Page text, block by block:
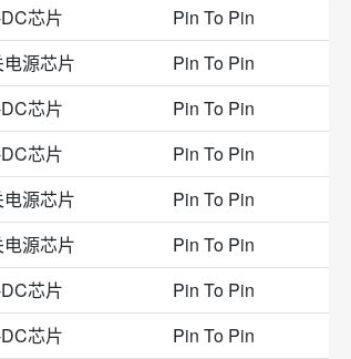
航天民芯)
ARM微控制器-MCU
EP
5 mm*4 mm
）
8-DIP（0.300"，7.62mm）
16-SOIC
8-VDFN裸露焊盘
8-QFN
露焊盘
10.92 mm*7.11 mm
8
DSO
SMD,3.8x3.8x1.4mm
SOIJ-8 SOP-8L
芯片
Pin To Pin
源芯片
Pin To Pin
芯片
Pin To Pin
芯片
Pin To Pin
源芯片
Pin To Pin
源芯片
Pin To Pin
芯片
Pin To Pin
芯片
Pin To Pin